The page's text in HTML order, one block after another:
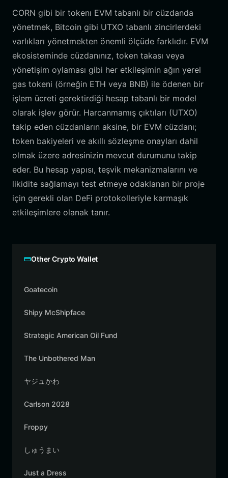
CORN gibi bir tokenı EVM tabanlı bir cüzdanda
yönetmek, Bitcoin gibi UTXO tabanlı zincirlerdeki
varlıkları yönetmekten önemli ölçüde farklıdır. EVM
ekosisteminde cüzdanınız, token takası veya
yönetişim oylaması gibi her etkileşimin ağın yerel
gas tokeni (örneğin ETH veya BNB) ile ödenen bir
işlem ücreti gerektirdiği hesap tabanlı bir model
olarak işlev görür. Harcanmamış çıktıları (UTXO)
takip eden cüzdanların aksine, bir EVM cüzdanı;
token bakiyeleri ve akıllı sözleşme onayları dahil
olmak üzere adresinizin mevcut durumunu takip
eder. Bu hesap yapısı, teşvik mekanizmalarını ve
likidite sağlamayı test etmeye odaklanan bir proje
için gerekli olan DeFi protokolleriyle karmaşık
etkileşimlere olanak tanır.
Other Crypto Wallet
Goatecoin
Shipy McShipface
Strategic American Oil Fund
The Unbothered Man
ヤジュかわ
Carlson 2028
Froppy
しゅうまい
Just a Dress